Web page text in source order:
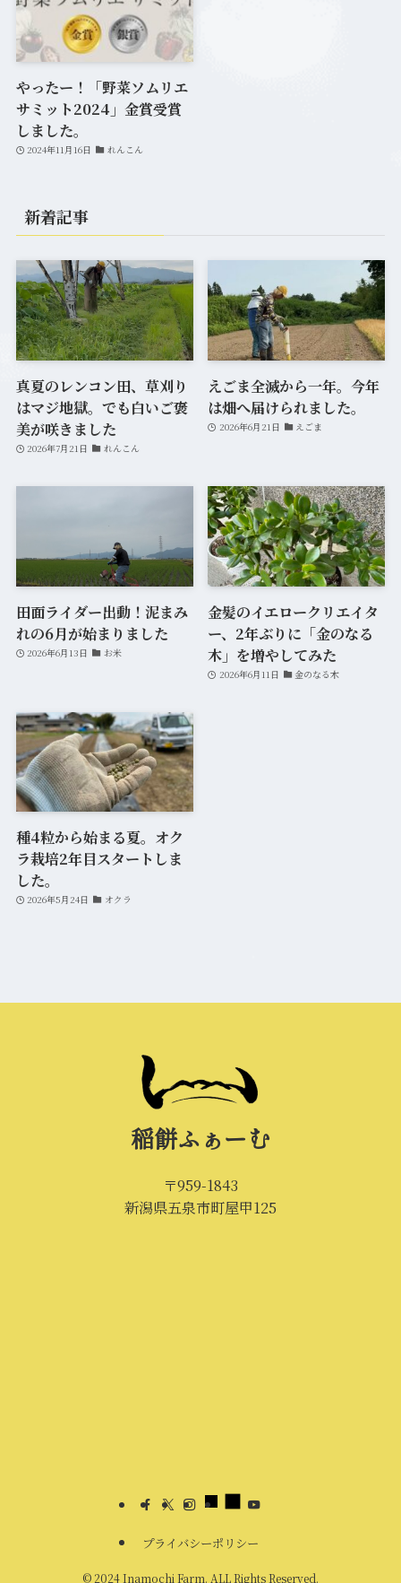
やったー！「野菜ソムリエ
サミット2024」金賞受賞
しました。
2024年11月16日 れんこん
新着記事
真夏のレンコン田、草刈り
はマジ地獄。でも白いご褒
美が咲きました
2026年7月21日 れんこん
えごま全滅から一年。今年
は畑へ届けられました。
2026年6月21日 えごま
田面ライダー出動！泥まみ
れの6月が始まりました
2026年6月13日 お米
金髪のイエロークリエイタ
ー、2年ぶりに「金のなる
木」を増やしてみた
2026年6月11日 金のなる木
種4粒から始まる夏。オク
ラ栽培2年目スタートしま
した。
2026年5月24日 オクラ
稲餅ふぁーむ
〒959-1843
新潟県五泉市町屋甲125
プライバシーポリシー
© 2024 Inamochi Farm. ALL Rights Reserved.